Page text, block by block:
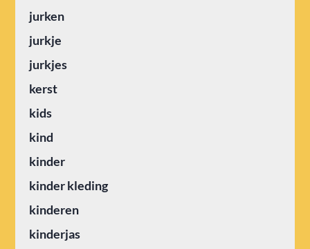
jurken
jurkje
jurkjes
kerst
kids
kind
kinder
kinder kleding
kinderen
kinderjas